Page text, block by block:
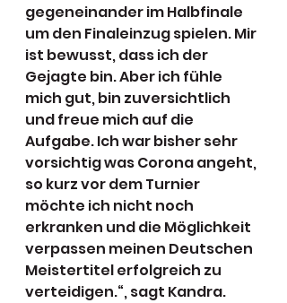
gegeneinander im Halbfinale
um den Finaleinzug spielen. Mir
ist bewusst, dass ich der
Gejagte bin. Aber ich fühle
mich gut, bin zuversichtlich
und freue mich auf die
Aufgabe. Ich war bisher sehr
vorsichtig was Corona angeht,
so kurz vor dem Turnier
möchte ich nicht noch
erkranken und die Möglichkeit
verpassen meinen Deutschen
Meistertitel erfolgreich zu
verteidigen.“, sagt Kandra.